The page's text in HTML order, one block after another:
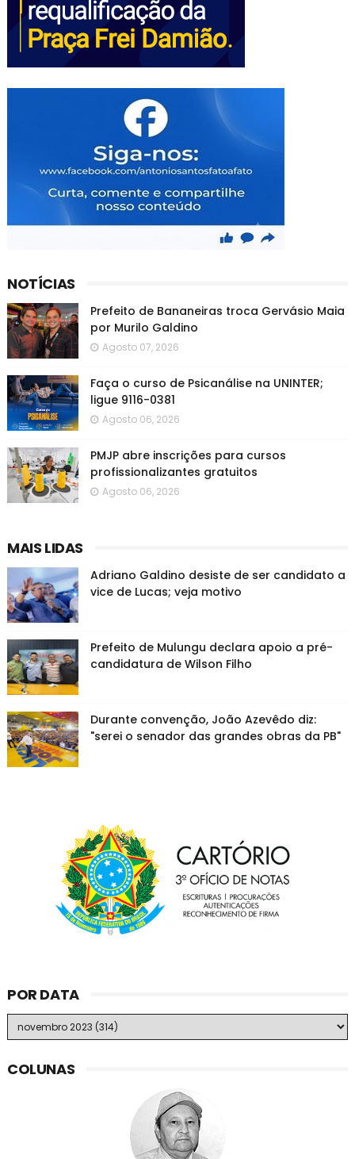
NOTÍCIAS
Prefeito de Bananeiras troca Gervásio Maia
por Murilo Galdino
Agosto 07, 2026
Faça o curso de Psicanálise na UNINTER;
ligue 9116-0381
Agosto 06, 2026
PMJP abre inscrições para cursos
profissionalizantes gratuitos
Agosto 06, 2026
MAIS LIDAS
Adriano Galdino desiste de ser candidato a
vice de Lucas; veja motivo
Prefeito de Mulungu declara apoio a pré-
candidatura de Wilson Filho
Durante convenção, João Azevêdo diz:
"serei o senador das grandes obras da PB"
POR DATA
COLUNAS